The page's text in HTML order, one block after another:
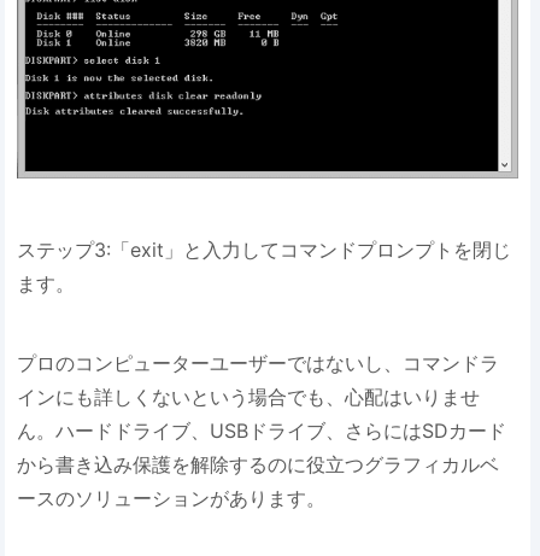
ステップ3:「exit」と入力してコマンドプロンプトを閉じ
ます。
プロのコンピューターユーザーではないし、コマンドラ
インにも詳しくないという場合でも、心配はいりませ
ん。ハードドライブ、USBドライブ、さらにはSDカード
から書き込み保護を解除するのに役立つグラフィカルベ
ースのソリューションがあります。